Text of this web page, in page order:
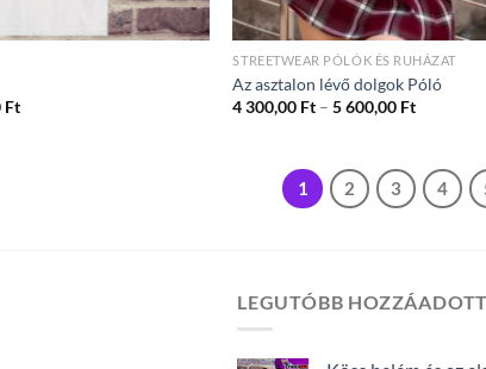
FtÁrtartomány:
STREETWEAR PÓLÓK ÉS RUHÁZAT
Az asztalon lévő dolgok Póló
4 300,00 Ft – 5 600,00 Ft
600,00 Ft
1 2 3 4
LEGUTÓBB HOZZÁADOTT